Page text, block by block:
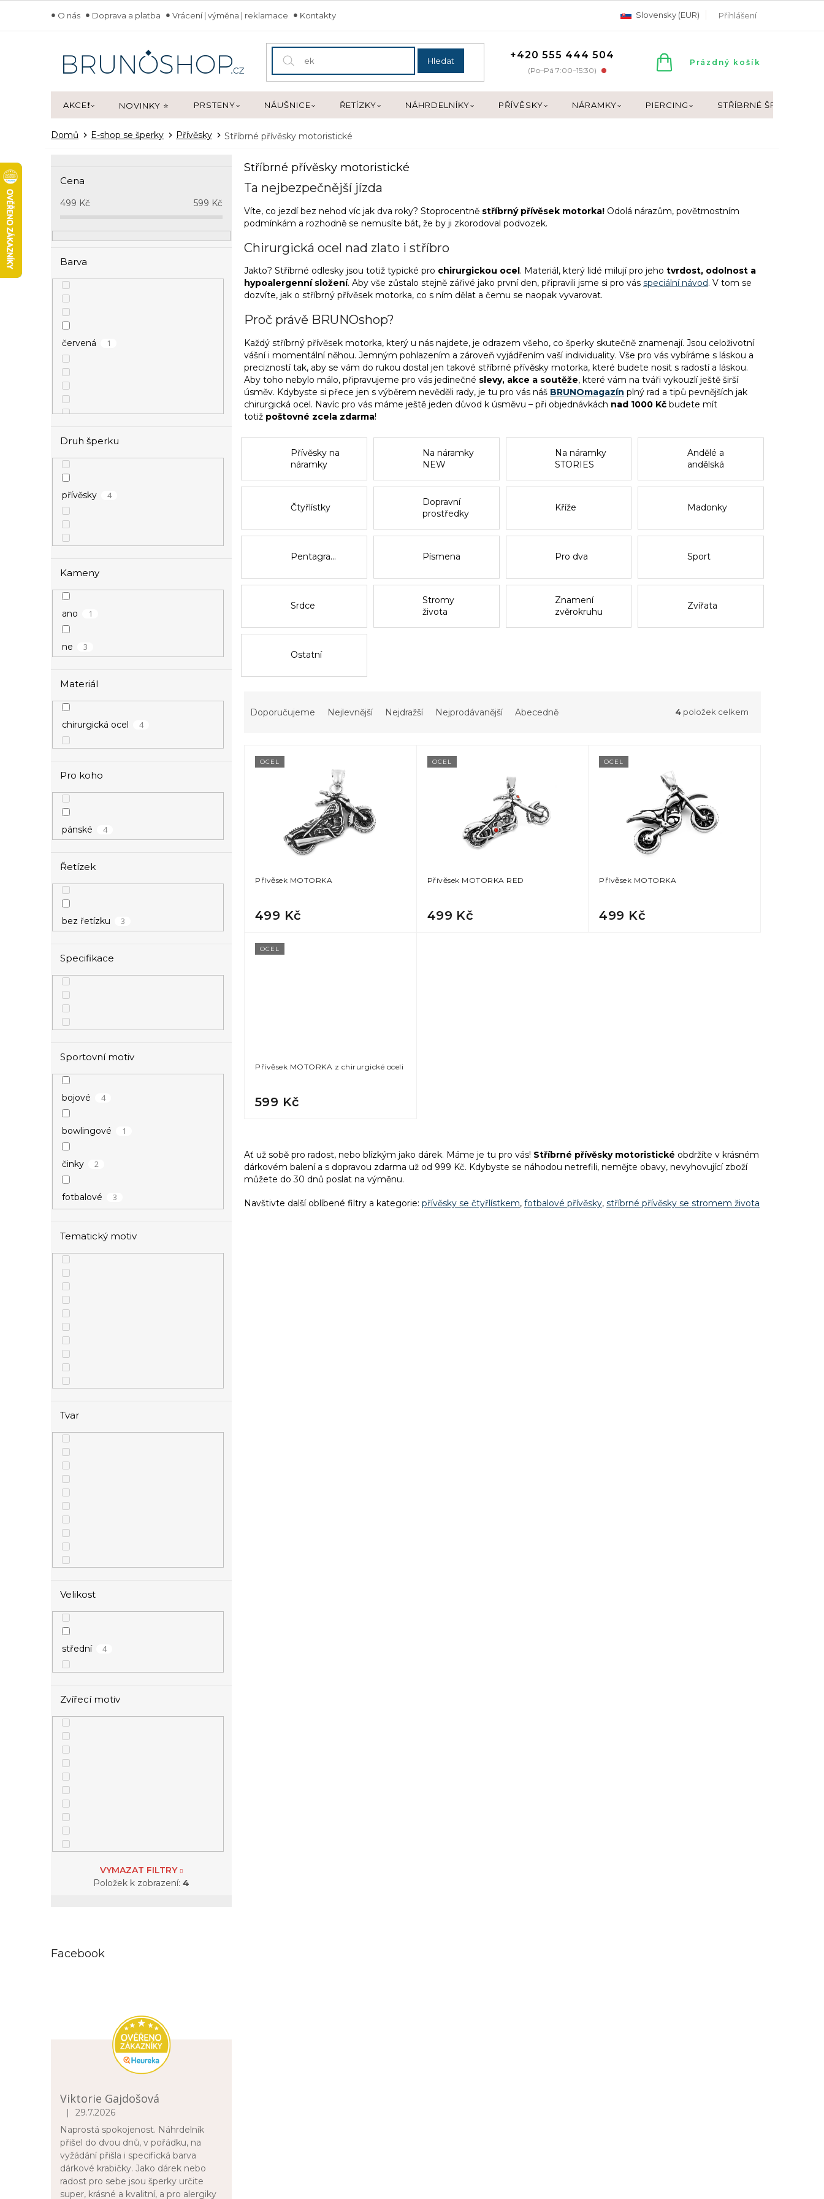
obsah
O nás Doprava a platba Vrácení | výměna | reklamace Kontakty Slovensky (EUR) Přihlášení
Hledat +420 555 444 504
(Po–Pá 7:00–15:30)
NÁKUPNÍ
Prázdný košík
AKCE❗ NOVINKY ⭐ PRSTENY NÁUŠNICE ŘETÍZKY NÁHRDELNÍKY PŘÍVĚSKY NÁRAMKY PIERCING STŘÍBRNÉ ŠPERKY
Domů E-shop se šperky Přívěsky Stříbrné přívěsky motoristické
a
n
p
Cena
499 Kč 599 Kč
Barva
červená 1
stříbrná
Druh šperku
přívěsky 4
Kameny
ano 1
ne 3
Materiál
chirurgická ocel 4
Pro koho
pánské 4
Řetízek
bez řetízku 3
Specifikace
Sportovní motiv
bojové 4
bowlingové 1
činky 2
fotbalové 3
hokejové
kulturistika
motoristické
Tematický motiv
Tvar
Velikost
střední 4
Zvířecí motiv
VYMAZAT FILTRY
Položek k zobrazení: 4
Facebook
Viktorie Gajdošová
Hodnocení obchodu je 5 z 5 hvězdiček.
29.7.2026
Naprostá spokojenost. Náhrdelník
přišel do dvou dnů, v pořádku, na
vyžádání přišla i specifická barva
dárkové krabičky. Jako dárek nebo
radost pro sebe jsou šperky určite
super, krásné a kvalitní, a pro alergiky
Stříbrné přívěsky motoristické
Ta nejbezpečnější jízda
Víte, co jezdí bez nehod víc jak dva roky? Stoprocentně stříbrný přívěsek motorka! Odolá nárazům, povětrnostním
podmínkám a rozhodně se nemusíte bát, že by ji zkorodoval podvozek.
Chirurgická ocel nad zlato i stříbro
Jakto? Stříbrné odlesky jsou totiž typické pro chirurgickou ocel. Materiál, který lidé milují pro jeho tvrdost, odolnost a
hypoalergenní složení. Aby vše zůstalo stejně zářivé jako první den, připravili jsme si pro vás speciální návod. V tom se
dozvíte, jak o stříbrný přívěsek motorka, co s ním dělat a čemu se naopak vyvarovat.
Proč právě BRUNOshop?
Každý stříbrný přívěsek motorka, který u nás najdete, je odrazem všeho, co šperky skutečně znamenají. Jsou celoživotní
vášní i momentální něhou. Jemným pohlazením a zároveň vyjádřením vaší individuality. Vše pro vás vybíráme s láskou a
precizností tak, aby se vám do rukou dostal jen takové stříbrné přívěsky motorka, které budete nosit s radostí a láskou.
Aby toho nebylo málo, připravujeme pro vás jedinečné slevy, akce a soutěže, které vám na tváři vykouzlí ještě širší
úsměv. Kdybyste si přece jen s výběrem nevěděli rady, je tu pro vás náš BRUNOmagazín plný rad a tipů pevnějších jak
chirurgická ocel. Navíc pro vás máme ještě jeden důvod k úsměvu – při objednávkách nad 1000 Kč budete mít
totiž poštovné zcela zdarma!
Přívěsky na
náramky
Na náramky
NEW
Na náramky
STORIES
Andělé a
andělská
Čtyřlístky
Dopravní
prostředky
Kříže Madonky
Pentagramy Písmena Pro dva Sport
Srdce
Stromy
života
Znamení
zvěrokruhu
Zvířata
Ostatní
Doporučujeme Nejlevnější Nejdražší Nejprodávanější Abecedně 4 položek celkem
OCEL
Přívěsek MOTORKA
499 Kč
OCEL
Přívěsek MOTORKA RED
499 Kč
OCEL
Přívěsek MOTORKA
499 Kč
OCEL
Přívěsek MOTORKA z chirurgické oceli
599 Kč
l
á
c
Ať už sobě pro radost, nebo blízkým jako dárek. Máme je tu pro vás! Stříbrné přívěsky motoristické obdržíte v krásném
dárkovém balení a s dopravou zdarma už od 999 Kč. Kdybyste se náhodou netrefili, nemějte obavy, nevyhovující zboží
můžete do 30 dnů poslat na výměnu.
Navštivte další oblíbené filtry a kategorie: přívěsky se čtyřlístkem, fotbalové přívěsky, stříbrné přívěsky se stromem života